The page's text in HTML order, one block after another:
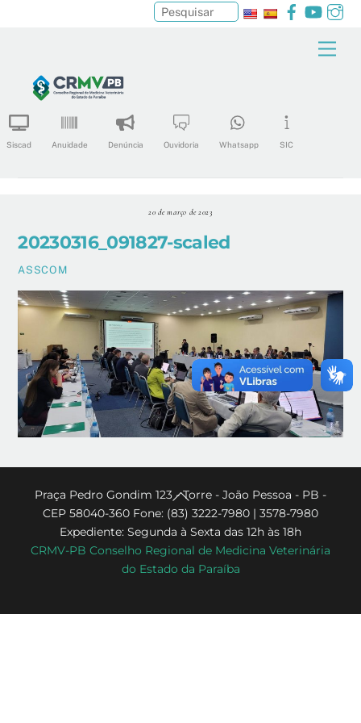
content
Facebook
Siscad Anuidade Denúncia Ouvidoria Whatsapp SIC
Pesquisar
20 de março de 2023
20230316_091827-scaled
ASSCOM
Back
To
Top
Praça Pedro Gondim 123 - Torre - João Pessoa - PB -
CEP 58040-360 Fone: (83) 3222-7980 | 3578-7980
Expediente: Segunda à Sexta das 12h às 18h
CRMV-PB Conselho Regional de Medicina Veterinária
do Estado da Paraíba